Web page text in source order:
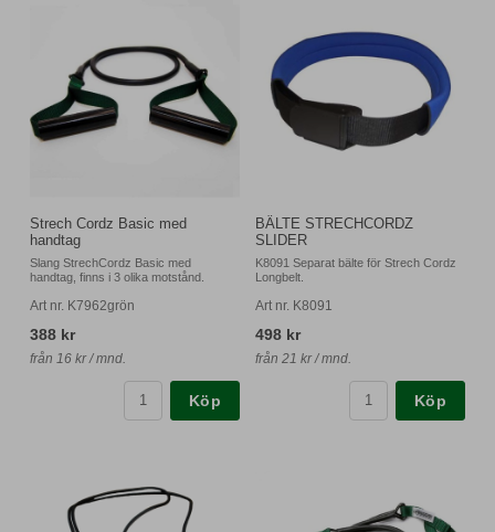
Strech Cordz Basic med
handtag
Slang StrechCordz Basic med
handtag, finns i 3 olika motstånd.
Art nr. K7962grön
388 kr
från 16 kr / mnd.
Köp
BÄLTE STRECHCORDZ
SLIDER
K8091 Separat bälte för Strech Cordz
Longbelt.
Art nr. K8091
498 kr
från 21 kr / mnd.
Köp